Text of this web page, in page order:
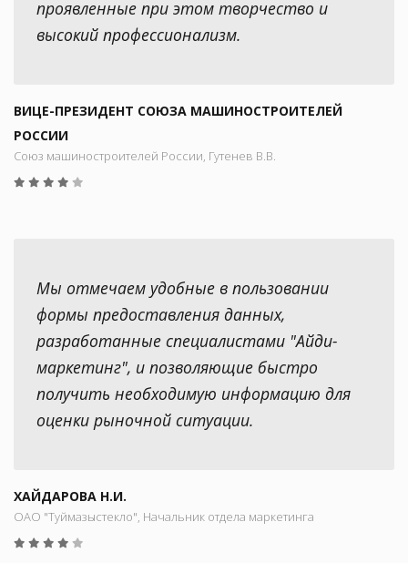
проявленные при этом творчество и
высокий профессионализм.
ВИЦЕ-ПРЕЗИДЕНТ СОЮЗА МАШИНОСТРОИТЕЛЕЙ
РОССИИ
Союз машиностроителей России, Гутенев В.В.
Мы отмечаем удобные в пользовании
формы предоставления данных,
разработанные специалистами "Айди-
маркетинг", и позволяющие быстро
получить необходимую информацию для
оценки рыночной ситуации.
ХАЙДАРОВА Н.И.
ОАО "Туймазыстекло", Начальник отдела маркетинга